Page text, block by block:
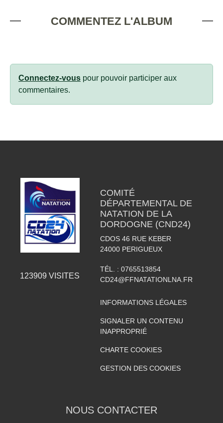
COMMENTEZ L'ALBUM
Connectez-vous pour pouvoir participer aux
commentaires.
123909 VISITES
COMITÉ
DÉPARTEMENTAL DE
NATATION DE LA
DORDOGNE (CND24)
CDOS 46 RUE KEBER
24000 PERIGUEUX
TÉL. : 0765513854
CD24@FFNATATIONLNA.FR
INFORMATIONS LÉGALES
SIGNALER UN CONTENU
INAPPROPRIÉ
CHARTE COOKIES
GESTION DES COOKIES
NOUS CONTACTER